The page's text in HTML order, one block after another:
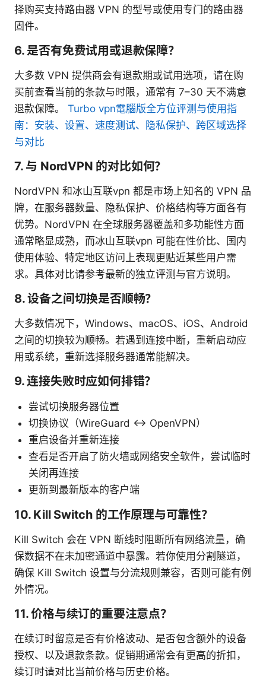
择购买支持路由器 VPN 的型号或使用专门的路由器
固件。
6. 是否有免费试用或退款保障？
大多数 VPN 提供商会有退款期或试用选项，请在购
买前查看当前的条款与时限，通常有 7–30 天不满意
退款保障。 Turbo vpn電腦版全方位评测与使用指
南：安装、设置、速度测试、隐私保护、跨区域选择
与对比
7. 与 NordVPN 的对比如何？
NordVPN 和冰山互联vpn 都是市场上知名的 VPN 品
牌，在服务器数量、隐私保护、价格结构等方面各有
优势。NordVPN 在全球服务器覆盖和多功能性方面
通常略显成熟，而冰山互联vpn 可能在性价比、国内
使用体验、特定地区访问上表现更贴近某些用户需
求。具体对比请参考最新的独立评测与官方说明。
8. 设备之间切换是否顺畅？
大多数情况下，Windows、macOS、iOS、Android
之间的切换较为顺畅。若遇到连接中断，重新启动应
用或系统，重新选择服务器通常能解决。
9. 连接失败时应如何排错？
尝试切换服务器位置
切换协议（WireGuard ↔ OpenVPN）
重启设备并重新连接
查看是否开启了防火墙或网络安全软件，尝试临时
关闭再连接
更新到最新版本的客户端
10. Kill Switch 的工作原理与可靠性？
Kill Switch 会在 VPN 断线时阻断所有网络流量，确
保数据不在未加密通道中暴露。若你使用分割隧道，
确保 Kill Switch 设置与分流规则兼容，否则可能有例
外情况。
11. 价格与续订的重要注意点？
在续订时留意是否有价格波动、是否包含额外的设备
授权、以及退款条款。促销期通常会有更高的折扣，
续订时请对比当前价格与历史价格。